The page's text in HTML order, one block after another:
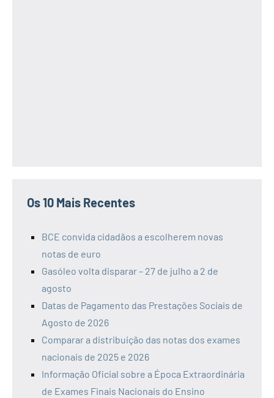
Os 10 Mais Recentes
BCE convida cidadãos a escolherem novas
notas de euro
Gasóleo volta disparar – 27 de julho a 2 de
agosto
Datas de Pagamento das Prestações Sociais de
Agosto de 2026
Comparar a distribuição das notas dos exames
nacionais de 2025 e 2026
Informação Oficial sobre a Época Extraordinária
de Exames Finais Nacionais do Ensino